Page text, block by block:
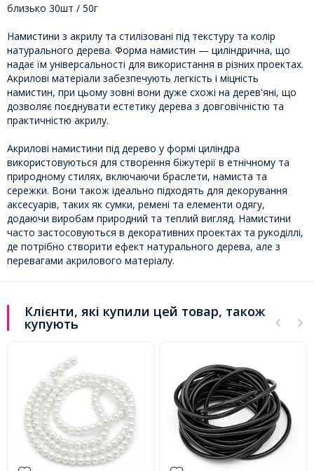
близько 30шт / 50г
Намистини з акрилу та стилізовані під текстуру та колір
натурального дерева. Форма намистин — циліндрична, що
надає їм універсальності для використання в різних проектах.
Акрилові матеріали забезпечують легкість і міцність
намистин, при цьому зовні вони дуже схожі на дерев'яні, що
дозволяє поєднувати естетику дерева з довговічністю та
практичністю акрилу.
Акрилові намистини під дерево у формі циліндра
використовуються для створення біжутерії в етнічному та
природному стилях, включаючи браслети, намиста та
сережки. Вони також ідеально підходять для декорування
аксесуарів, таких як сумки, ремені та елементи одягу,
додаючи виробам природний та теплий вигляд. Намистини
часто застосовуються в декоративних проектах та рукоділлі,
де потрібно створити ефект натурального дерева, але з
перевагами акрилового матеріалу.
Клієнти, які купили цей товар, також
купують